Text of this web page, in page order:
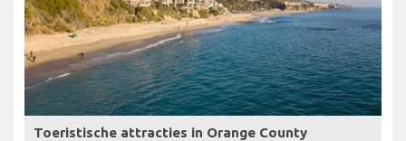
Toeristische attracties in Orange County